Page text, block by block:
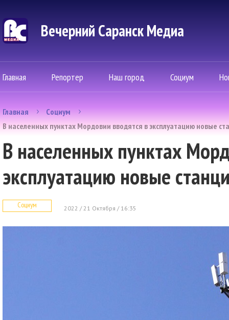
Вечерний Саранск Mедиа
Главная Репортер Наш город Социум
Главная
Социум
В населенных пунктах Мордовии вводятся в эксплуатацию новые
В населенных пунктах
эксплуатацию новые
Социум 2022 / 21 Октября / 16:35